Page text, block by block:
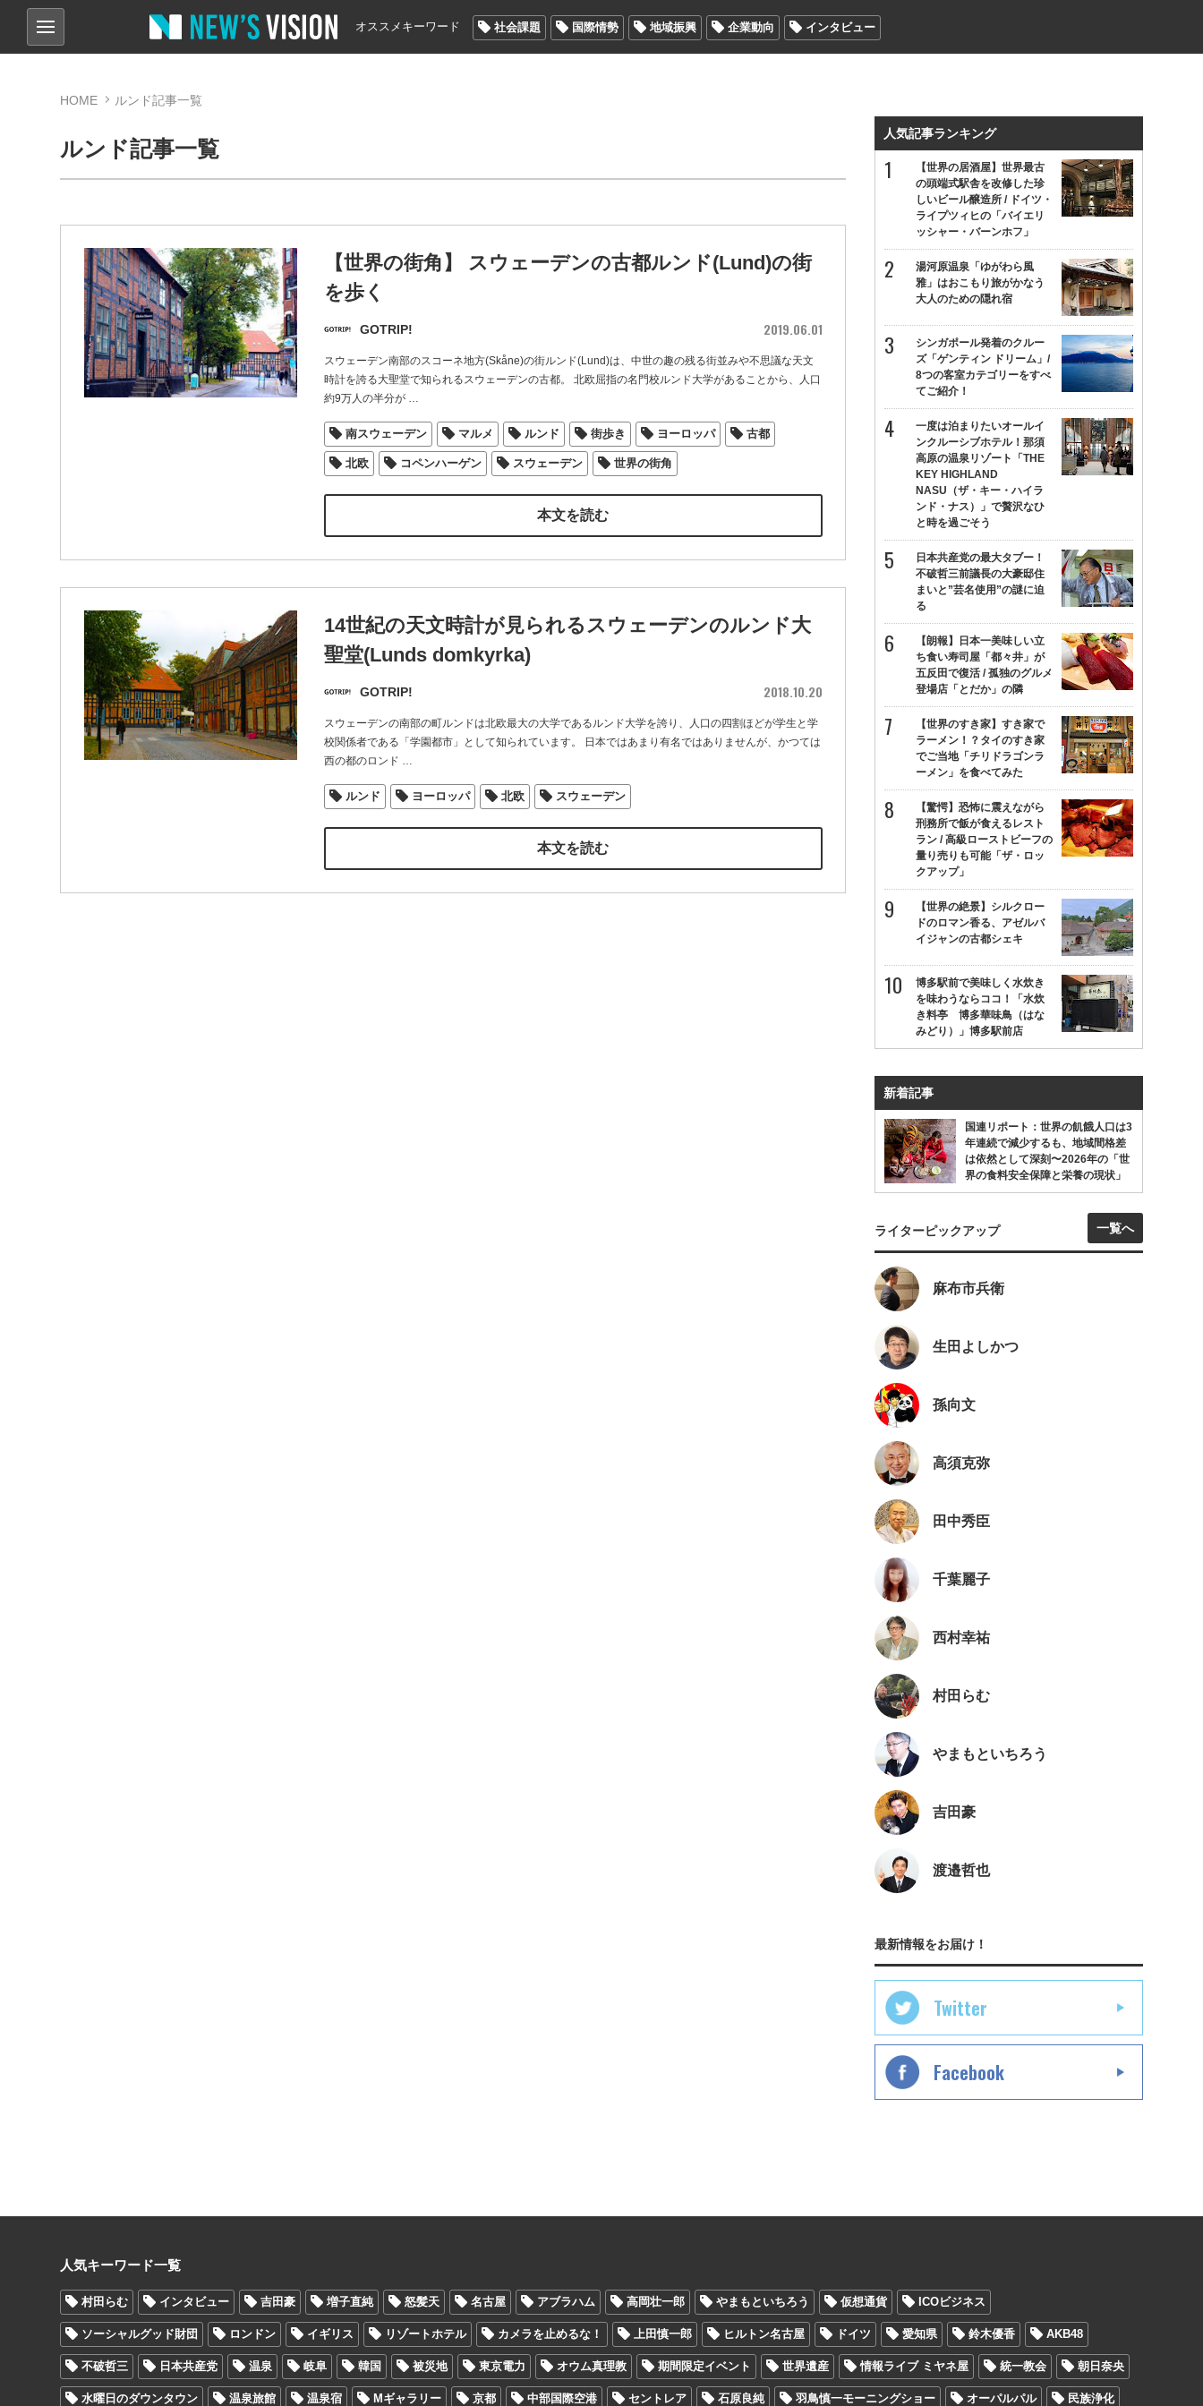
オススメキーワード 社会課題 国際情勢 地域振興 企業動向 インタビュー
HOME ルンド記事一覧
ルンド記事一覧
【世界の街角】 スウェーデンの古都ルンド(Lund)の街
を歩く
GOTRIP! 2019.06.01
スウェーデン南部のスコーネ地方(Skåne)の街ルンド(Lund)は、中世の趣の残る街並みや不思議な天文
時計を誇る大聖堂で知られるスウェーデンの古都。 北欧屈指の名門校ルンド大学があることから、人口
約9万人の半分が…
南スウェーデン マルメ ルンド 街歩き ヨーロッパ 古都
北欧 コペンハーゲン スウェーデン 世界の街角
本文を読む
14世紀の天文時計が見られるスウェーデンのルンド大
聖堂(Lunds domkyrka)
GOTRIP! 2018.10.20
スウェーデンの南部の町ルンドは北欧最大の大学であるルンド大学を誇り、人口の四割ほどが学生と学
校関係者である「学園都市」として知られています。 日本ではあまり有名ではありませんが、かつては
西の都のロンド …
ルンド ヨーロッパ 北欧 スウェーデン
本文を読む
人気記事ランキング
【世界の居酒屋】世界最古
の頭端式駅舎を改修した珍
しいビール醸造所 / ドイツ・
ライプツィヒの「バイエリ
ッシャー・バーンホフ」
湯河原温泉「ゆがわら風
雅」はおこもり旅がかなう
大人のための隠れ宿
シンガポール発着のクルー
ズ「ゲンティン ドリーム」/
8つの客室カテゴリーをすべ
てご紹介！
一度は泊まりたいオールイ
ンクルーシブホテル！那須
高原の温泉リゾート「THE
KEY HIGHLAND
NASU（ザ・キー・ハイラ
ンド・ナス）」で贅沢なひ
と時を過ごそう
日本共産党の最大タブー！
不破哲三前議長の大豪邸住
まいと”芸名使用”の謎に迫
る
【朗報】日本一美味しい立
ち食い寿司屋「都々井」が
五反田で復活 / 孤独のグルメ
登場店「とだか」の隣
【世界のすき家】すき家で
ラーメン！？タイのすき家
でご当地「チリドラゴンラ
ーメン」を食べてみた
【驚愕】恐怖に震えながら
刑務所で飯が食えるレスト
ラン / 高級ローストビーフの
量り売りも可能「ザ・ロッ
クアップ」
【世界の絶景】シルクロー
ドのロマン香る、アゼルバ
イジャンの古都シェキ
博多駅前で美味しく水炊き
を味わうならココ！「水炊
き料亭 博多華味鳥（はな
みどり）」博多駅前店
新着記事
国連リポート：世界の飢餓人口は3
年連続で減少するも、地域間格差
は依然として深刻〜2026年の「世
界の食料安全保障と栄養の現状」
ライターピックアップ 一覧へ
麻布市兵衛
生田よしかつ
孫向文
高須克弥
田中秀臣
千葉麗子
西村幸祐
村田らむ
やまもといちろう
吉田豪
渡邉哲也
最新情報をお届け！
Twitter
Facebook
人気キーワード一覧
村田らむ インタビュー 吉田豪 増子直純 怒髪天 名古屋 アブラハム 高岡壮一郎 やまもといちろう 仮想通貨 ICOビジネス
ソーシャルグッド財団 ロンドン イギリス リゾートホテル カメラを止めるな！ 上田慎一郎 ヒルトン名古屋 ドイツ 愛知県 鈴木優香 AKB48
不破哲三 日本共産党 温泉 岐阜 韓国 被災地 東京電力 オウム真理教 期間限定イベント 世界遺産 情報ライブ ミヤネ屋 統一教会 朝日奈央
水曜日のダウンタウン 温泉旅館 温泉宿 Mギャラリー 京都 中部国際空港 セントレア 石原良純 羽鳥慎一モーニングショー オーパルパル 民族浄化